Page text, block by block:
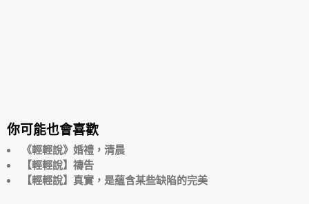
你可能也會喜歡
《輕輕說》婚禮，清晨
【輕輕說】禱告
【輕輕說】真實，是蘊含某些缺陷的完美